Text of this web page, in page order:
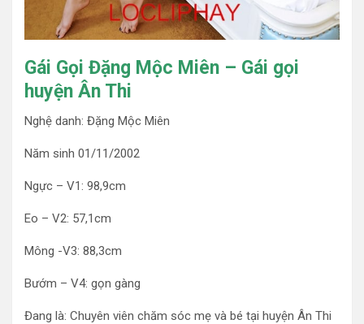
Gái Gọi Đặng Mộc Miên – Gái gọi
huyện Ân Thi
Nghệ danh: Đặng Mộc Miên
Năm sinh 01/11/2002
Ngực – V1: 98,9cm
Eo – V2: 57,1cm
Mông -V3: 88,3cm
Bướm – V4: gọn gàng
Đang là: Chuyên viên chăm sóc mẹ và bé tại huyện Ân Thi